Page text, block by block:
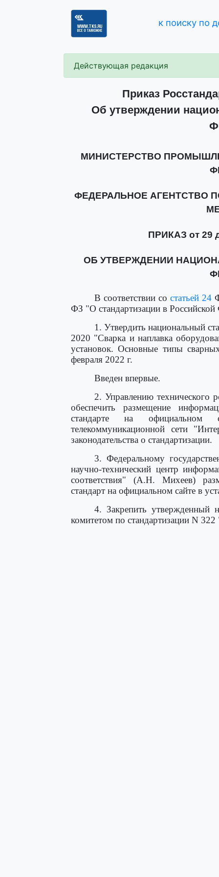
к поиску по
Действующая редакция
Приказ
Об утверждении
МИНИСТЕРСТВО
ФЕДЕРАЛЬНОЕ АГЕНТСТВО
ПРИКАЗ от 29
ОБ УТВЕРЖДЕНИИ
В соответствии со статьей 24
ФЗ "О стандартизации в
1. Утвердить национальный
2020 "Сварка и наплавка
установок. Основные типы
февраля 2022 г.
Введен впервые.
2. Управлению технического
обеспечить размещение
стандарте на официальном
телекоммуникационной сети
законодательства о стандартизации.
3. Федеральному
научно-технический центр
соответствия" (А.Н. Михеев)
стандарт на официальном сайте в
4. Закрепить утвержденный
комитетом по стандартизации N